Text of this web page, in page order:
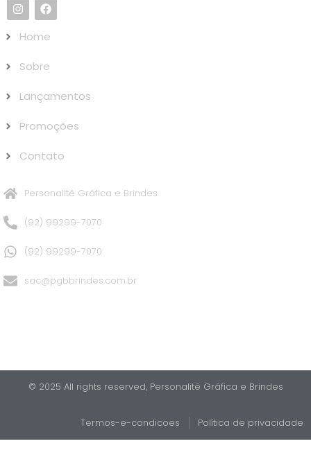
Home
Sobre
Lançamentos
Promoções
Contato
Personalitê Gráfica e Brindes
(92) 99299-7070
(92) 99299-7070
sac@pgbbrindes.com.br
© 2025 All rights reserved,​ Personalitê Gráfica e Brindes
Termos-e-condicoes Política de privacidade